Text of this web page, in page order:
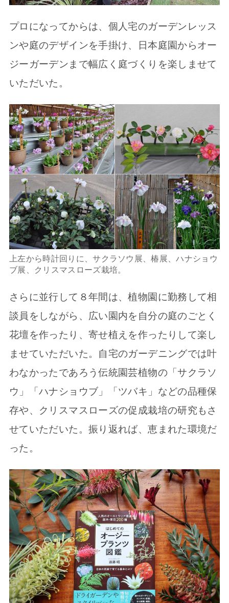
プロになってからは、個人宅のガーデンレッス
ンや庭のデザインを手掛け、日本庭園からオー
ジーガーデンまで幅広く庭づくりを楽しませて
いただいた。
上左から時計回りに、サクラソウ展、椿展、ハナショウ
ブ展、クリスマスローズ栽培。
さらに並行して８年間は、植物園に勤務して相
談員をしながら、広い園内を自分の庭のごとく
花壇を作ったり、寄せ植えを作ったりして楽し
ませていただいた。自宅のガーデニングでは叶
わなかったであろう伝統園芸植物の「サクラソ
ウ」「ハナショウブ」「ツバキ」などの品種保
存や、クリスマスローズの促成栽培の研究もさ
せていただいた。振り返れば、恵まれた環境だ
った。